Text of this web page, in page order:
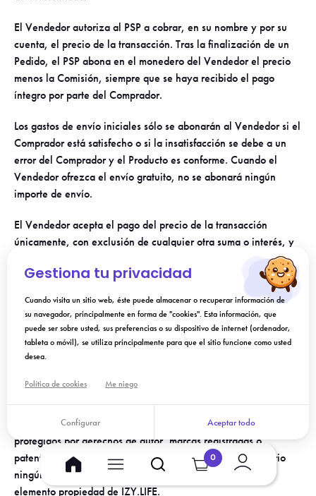
El Vendedor autoriza al PSP a cobrar, en su nombre y por su
cuenta, el precio de la transacción. Tras la finalización de un
Pedido, el PSP abona en el monedero del Vendedor el precio
menos la Comisión, siempre que se haya recibido el pago
íntegro por parte del Comprador.
Los gastos de envío iniciales sólo se abonarán al Vendedor si el
Comprador está satisfecho o si la insatisfacción se debe a un
error del Comprador y el Producto es conforme. Cuando el
Vendedor ofrezca el envío gratuito, no se abonará ningún
importe de envío.
El Vendedor acepta el pago del precio de la transacción
únicamente, con exclusión de cualquier otra suma o interés, y
renuncia a cualquier reclamación de ganancias generadas
mientras los fondos se mantengan en custodia. Todos los
precios, gastos de envío, comisiones e importes pagados al
vendedor incluyen el IVA.
9. PROPIEDAD INTELECTUAL
Todos los elementos visuales o sonoros de la Plataforma,
incluida la tecnología subyacente, pertenecen a IZY.LIFE, a sus
proveedores de servicios o a determinados proveedores y están
protegidos por derechos de autor, marcas registradas o
patentes. Las presentes Condiciones no conceden al Usuario
ningún derecho de propiedad intelectual sobre ningún
elemento propiedad de IZY.LIFE.
0
Gestiona tu privacidad
Cuando visita un sitio web, éste puede almacenar o recuperar información de
su navegador, principalmente en forma de "cookies". Esta información, que
puede ser sobre usted, sus preferencias o su dispositivo de internet (ordenador,
tableta o móvil), se utiliza principalmente para que el sitio funcione como usted
desea.
Política de cookies Me niego
Configurar Aceptar todo